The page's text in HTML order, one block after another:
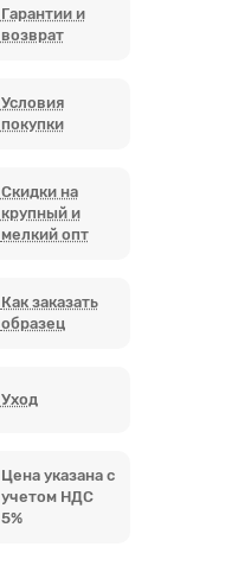
Гарантии и
возврат
Условия
покупки
Скидки на
крупный и
мелкий опт
Как заказать
образец
Уход
Цена указана с
учетом НДС
5%